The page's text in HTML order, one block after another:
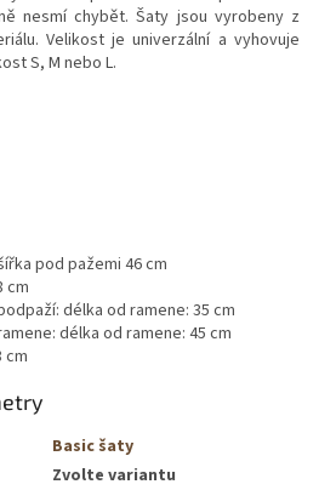
nesmí chybět. Šaty jsou vyrobeny z
Velikost je univerzální a vyhovuje
S, M nebo L.
pod pažemi 46 cm
cm
délka od ramene: 35 cm
délka od ramene: 45 cm
cm
Basic šaty
Zvolte variantu